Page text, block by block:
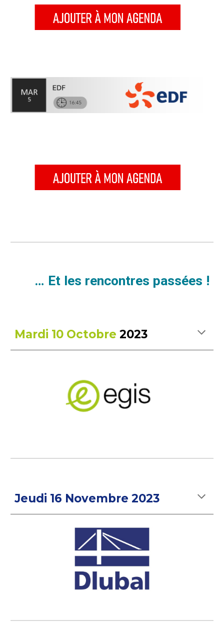
… Et les rencontres passées !
Mardi 10 Octobre2023
Jeudi 16 Novembre 2023